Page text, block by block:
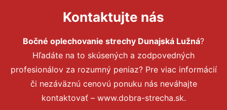
Kontaktujte nás
Bočné oplechovanie strechy Dunajská Lužná?
Hľadáte na to skúsených a zodpovedných
profesionálov za rozumný peniaz? Pre viac informácií
či nezáväznú cenovú ponuku nás neváhajte
kontaktovať – www.dobra-strecha.sk.